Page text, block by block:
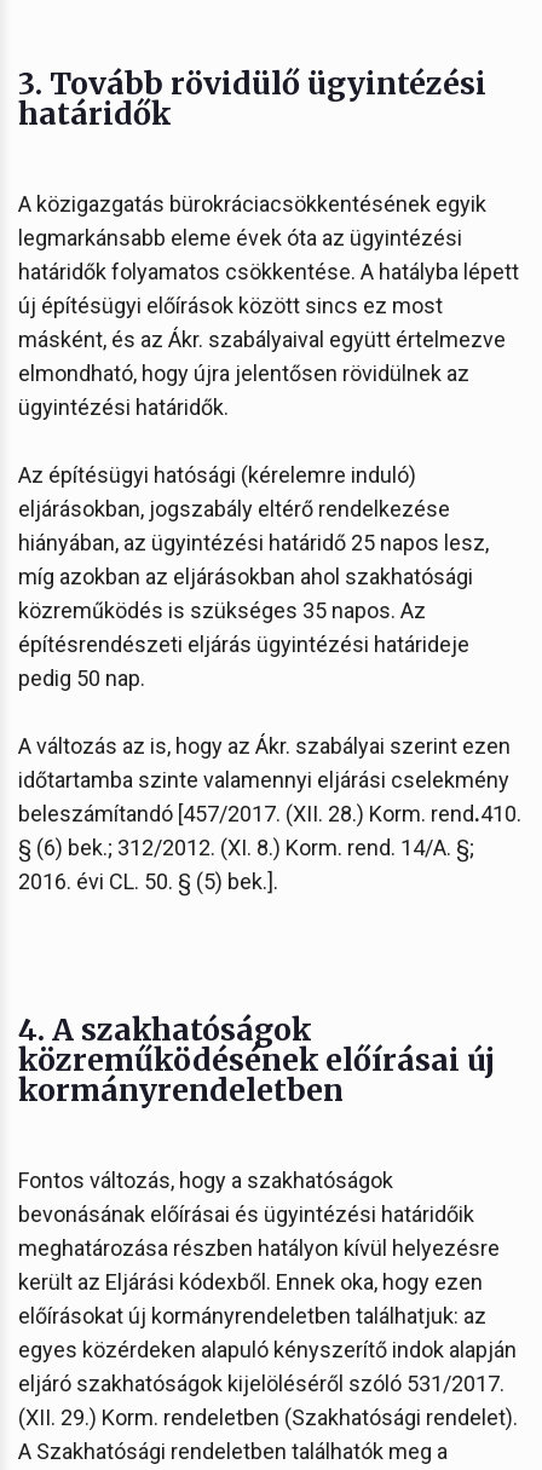
3. Tovább rövidülő ügyintézési
határidők
A közigazgatás bürokráciacsökkentésének egyik
legmarkánsabb eleme évek óta az ügyintézési
határidők folyamatos csökkentése. A hatályba lépett
új építésügyi előírások között sincs ez most
másként, és az Ákr. szabályaival együtt értelmezve
elmondható, hogy újra jelentősen rövidülnek az
ügyintézési határidők.
Az építésügyi hatósági (kérelemre induló)
eljárásokban, jogszabály eltérő rendelkezése
hiányában, az ügyintézési határidő 25 napos lesz,
míg azokban az eljárásokban ahol szakhatósági
közreműködés is szükséges 35 napos. Az
építésrendészeti eljárás ügyintézési határideje
pedig 50 nap.
A változás az is, hogy az Ákr. szabályai szerint ezen
időtartamba szinte valamennyi eljárási cselekmény
beleszámítandó [457/2017. (XII. 28.) Korm. rend.410.
§ (6) bek.; 312/2012. (XI. 8.) Korm. rend. 14/A. §;
2016. évi CL. 50. § (5) bek.].
4. A szakhatóságok
közreműködésének előírásai új
kormányrendeletben
Fontos változás, hogy a szakhatóságok
bevonásának előírásai és ügyintézési határidőik
meghatározása részben hatályon kívül helyezésre
került az Eljárási kódexből. Ennek oka, hogy ezen
előírásokat új kormányrendeletben találhatjuk: az
egyes közérdeken alapuló kényszerítő indok alapján
eljáró szakhatóságok kijelöléséről szóló 531/2017.
(XII. 29.) Korm. rendeletben (Szakhatósági rendelet).
A Szakhatósági rendeletben találhatók meg a